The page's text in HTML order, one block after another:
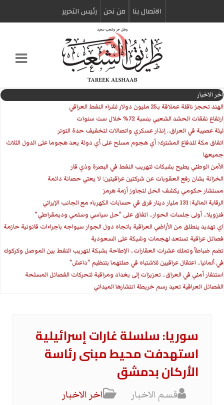
الاتصال بنا من نحن رئیس التحریر
اخر الاخبار
الهند تحجز ناقلة عملاقة بـ25 مليون دولار لشراء النفط العراقي
ارتفاع نفقات الحشد الشعبي بنسبة 72% خلال ست سنوات
ليلة عصيبة في العراق.. إنذار عسكري واتصالات لتخفيف حدة التوتر
‏اتفاق مكة للدفاع المشترك: أي هجوم مسلح على أي دولة يعد هجوما على الدول الثلاث
جميعها
الأمن الوطني يطيح بشبكات لتهريب النفط في البصرة وذي قار
الخزانة بشان رفع العقوبات عن شركتين عراقيتين: لا يعني حصانة دائمة
مستشار حكومي يكشف الحل لتجاوز أزمة هرمز
الرقابة المالية: 131 مليار دينار فرق في حسابات الكهرباء مع الجانب الإيراني
فنزويلا.. أولى جلسات الحوار.. اتفاق على "حل سياسي وسلمي وديمقراطي"
اي تهديد ينطلق من الأراضي العراقية باتجاه دول الجوار سيواجه باجراءات قانونية حازمة
فصائل عراقية تستعد لهجمات وشيكة على السعودية
تضم ضباطاً وتملك عشرات العقارات.. الإطاحة بشبكة لتهريب النفط بين الموصل وكركوك
في ألمانيا.. اعتقال عراقيين للاشتباه في صلتهما بتنظيم "داعش"
استنفار أمني في العراق.. تعزيزات إلى بغداد ومراقبة لتحركات الفصائل المسلحة
الفصائل العراقية تعيد رسم خريطة انتشارها الميداني
سوريا: سلسلة غارات إسرائيلية
استهدفت محيط مبنى رئاسة
الأركان بدمشق
قسم الاخبار
اخر الاخبار